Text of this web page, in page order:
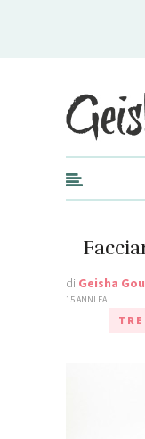
Geisha
di Geisha
15 ANNI FA